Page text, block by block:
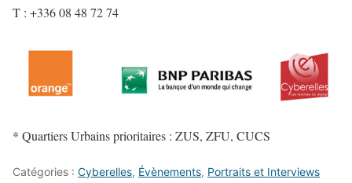
T : +336 08 48 72 74
* Quartiers Urbains prioritaires : ZUS, ZFU, CUCS
Catégories : Cyberelles, Évènements, Portraits et Interviews